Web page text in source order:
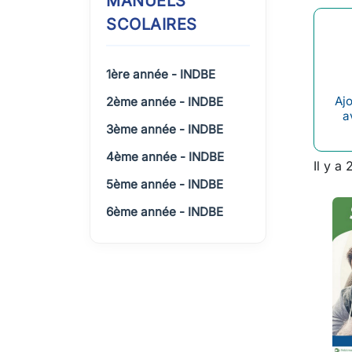
SCOLAIRES
1ère année - INDBE
2ème année - INDBE
3ème année - INDBE
4ème année - INDBE
5ème année - INDBE
6ème année - INDBE
Il y a